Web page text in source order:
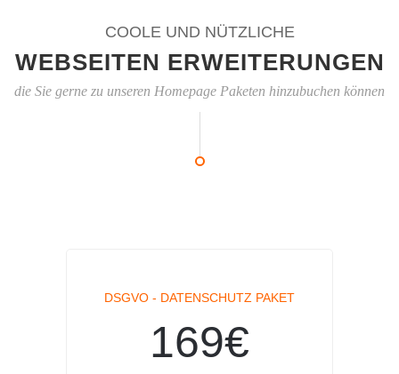
COOLE UND NÜTZLICHE
WEBSEITEN ERWEITERUNGEN
die Sie gerne zu unseren Homepage Paketen hinzubuchen können
DSGVO - DATENSCHUTZ PAKET
169€